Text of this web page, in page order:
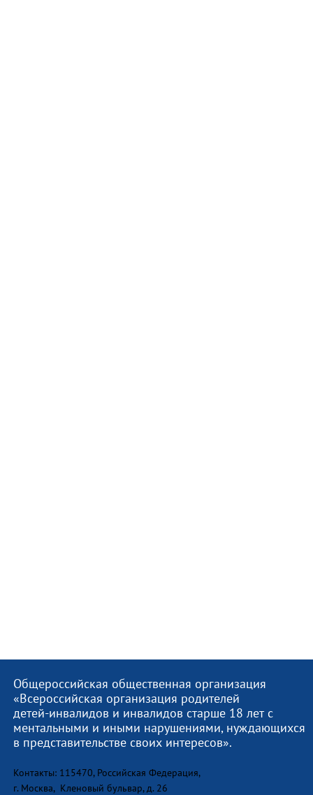
Общероссийская общественная организация
«Всероссийская организация родителей
детей-инвалидов и инвалидов старше 18 лет с
ментальными и иными нарушениями, нуждающихся
в представительстве своих интересов».
Контакты: 115470, Российская Федерация,
г. Москва, Кленовый бульвар, д. 26